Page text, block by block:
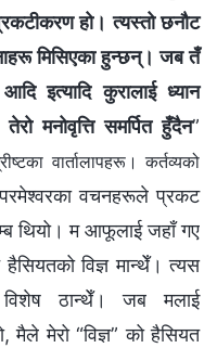
हो। त्यस्तो छनौट
मिसिएका हुन्छन्। जब तँ
इत्यादि कुरालाई ध्यान
मनोवृत्ति समर्पित हुँदैन”
वार्तालापहरू। कर्तव्यको
वचनहरूले प्रकट
थियो। म आफूलाई जहाँ गए
विज्ञ मान्थेँ। त्यस
ठान्थेँ। जब मलाई
मैले मेरो “विज्ञ” को हैसियत